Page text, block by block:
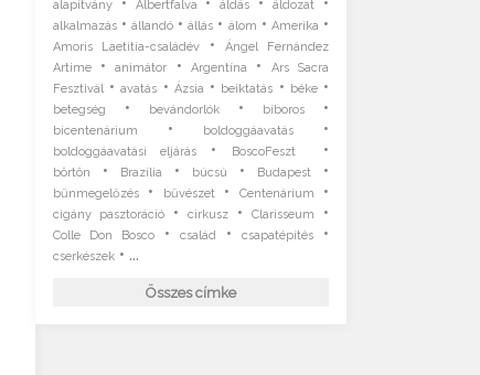
alapítvány Albertfalva áldás áldozat
alkalmazás•állandó •állás • álom • Amerika •
Amoris Laetitia-családév•
Ángel Fernández
Artime•animátor •Argentína •
Ars Sacra
Fesztivál•avatás • Ázsia • beiktatás • béke•
betegség • bevándorlók• bíboros •
bicentenárium • boldoggáavatás•
boldoggáavatási eljárás • BoscoFeszt •
börtön • Brazília • búcsú • Budapest •
bűnmegelőzés• bűvészet• Centenárium •
cigány pasztoráció• cirkusz•Clarisseum •
Colle Don Bosco• család •csapatépítés •
cserkészek• ...
Összes címke